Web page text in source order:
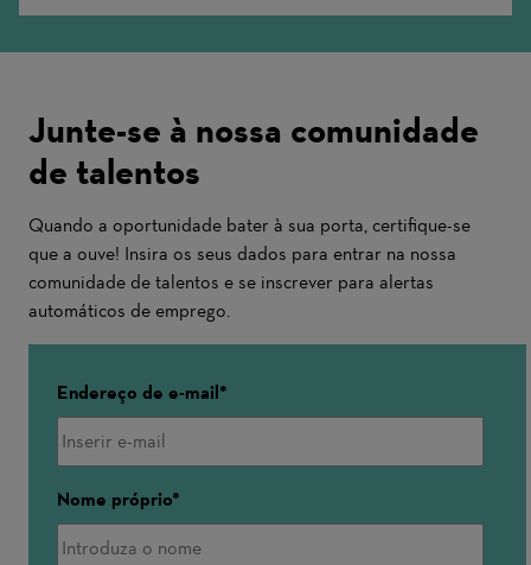
Junte-se à nossa comunidade
de talentos
Quando a oportunidade bater à sua porta, certifique-se
que a ouve! Insira os seus dados para entrar na nossa
comunidade de talentos e se inscrever para alertas
automáticos de emprego.
Endereço de e-mail
Nome próprio